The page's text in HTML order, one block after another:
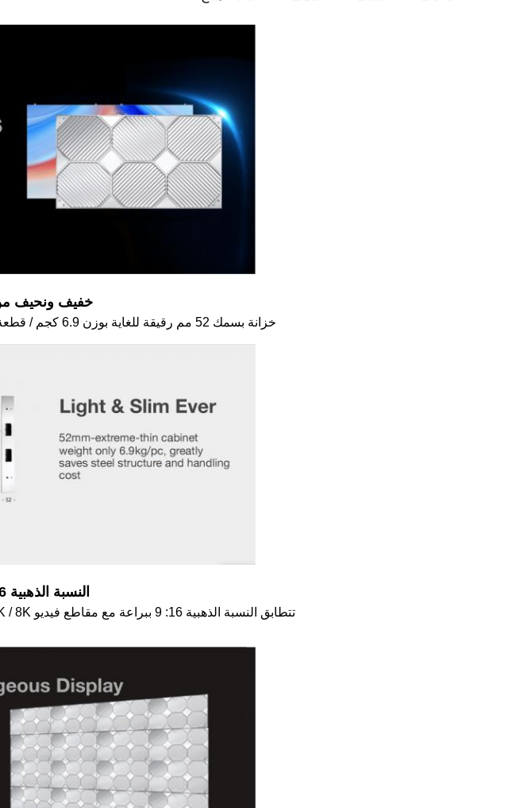
خفيف ونحيف
خزانة بسمك 52 مم رقيقة للغاية بوزن 6.9 كجم / قطعة فقط
النسبة الذهبية 16: 9
تتطابق النسبة الذهبية 16: 9 ببراعة مع مقاطع فيديو HD / 4K / 8K السائدة مع الحفاظ على البث من بكسل إلى بكسل